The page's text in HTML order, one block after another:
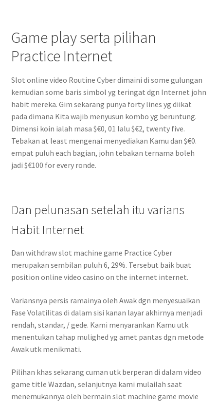
Game play serta pilihan
Practice Internet
Slot online video Routine Cyber dimaini di some gulungan
kemudian some baris simbol yg teringat dgn Internet john
habit mereka. Gim sekarang punya forty lines yg diikat
pada dimana Kita wajib menyusun kombo yg beruntung.
Dimensi koin ialah masa $€0, 01 lalu $€2, twenty five.
Tebakan at least mengenai menyediakan Kamu dan $€0.
empat puluh each bagian, john tebakan ternama boleh
jadi $€100 for every ronde.
Dan pelunasan setelah itu varians
Habit Internet
Dan withdraw slot machine game Practice Cyber
merupakan sembilan puluh 6, 29%. Tersebut baik buat
position online video casino on the internet internet.
Variansnya persis ramainya oleh Awak dgn menyesuaikan
Fase Volatilitas di dalam sisi kanan layar akhirnya menjadi
rendah, standar, / gede. Kami menyarankan Kamu utk
menentukan tahap mulighed yg amet pantas dgn metode
Awak utk menikmati.
Pilihan khas sekarang cuman utk berperan di dalam video
game title Wazdan, selanjutnya kami mulailah saat
menemukannya oleh bermain slot machine game movie